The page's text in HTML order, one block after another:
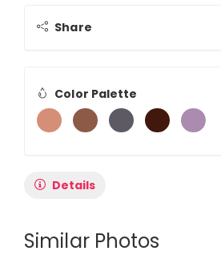
Share
Color Palette
Details
Similar Photos